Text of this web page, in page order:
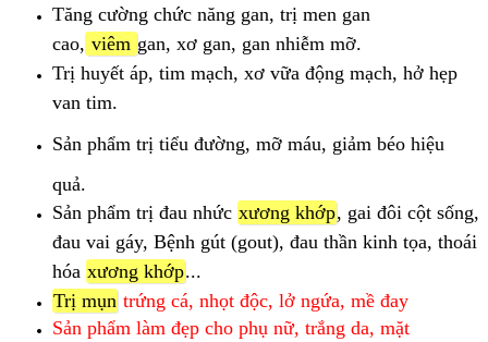
Tăng cường chức năng gan, trị men gan
cao, viêm gan, xơ gan, gan nhiễm mỡ.
Trị huyết áp, tim mạch, xơ vữa động mạch, hở hẹp
van tim.
Sản phẩm trị tiểu đường, mỡ máu, giảm béo hiệu
quả.
Sản phẩm trị đau nhức xương khớp, gai đôi cột sống,
đau vai gáy, Bệnh gút (gout), đau thần kinh tọa, thoái
hóa xương khớp...
Trị mụn trứng cá, nhọt độc, lở ngứa, mề đay
Sản phẩm làm đẹp cho phụ nữ, trắng da, mặt